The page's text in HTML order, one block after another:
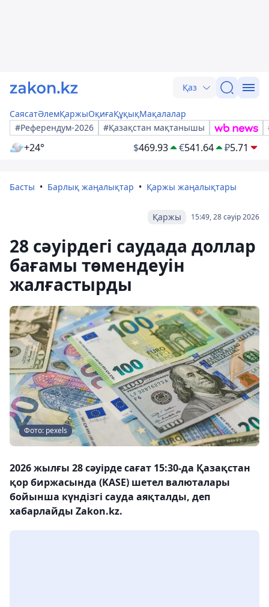
Қаз
СаясатӘлемҚаржыОқиғаҚұқықМақалалар
#Референдум-2026
#Қазақстан мақтанышы
+24° $469.93 €541.64 ₽5.71
Басты Барлық жаңалықтар Қаржы жаңалықтары
15:49, 28 сәуір 2026
Қаржы
28 сәуірдегі саудада доллар
бағамы төмендеуін
жалғастырды
Фото: pexels
2026 жылғы 28 сәуірде сағат 15:30-да Қазақстан
қор биржасында (KASE) шетел валюталары
бойынша күндізгі сауда аяқталды, деп
хабарлайды Zakon.kz.